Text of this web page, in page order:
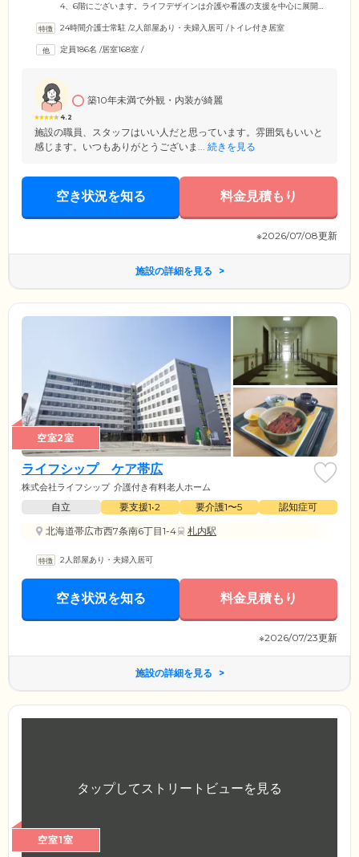
4、6階にございます。ライフデザインは介護や看護の支援を中心に展開
宅など多岐にわたり経営。これまで培ったノウハウをみなさまの生活サ
内には24時間介護スタッフが常駐しており、介護サービスのご提供、緊
24時間介護士常駐 /2人部屋あり・夫婦入居可 /トイレ付き居室
定員186名 /居室168室 /
4.2
築10年未満で外観・内装が綺麗
施設の職員、スタッフはいい人だと思っています。雰囲気もいいと
感じます。いつもありがとうございま... 続きを見る
空き状況を知る 料金見積もり
※2026/07/08更新
施設の詳細を見る
空室2室
ライフシップ ケア帯広
株式会社ライフシップ 介護付き有料老人ホーム
自立 要支援1•2 要介護1〜5
認知症可
北海道帯広市西7条南6丁目1-4
札内駅
2人部屋あり・夫婦入居可
空き状況を知る 料金見積もり
※2026/07/23更新
施設の詳細を見る
空室1室